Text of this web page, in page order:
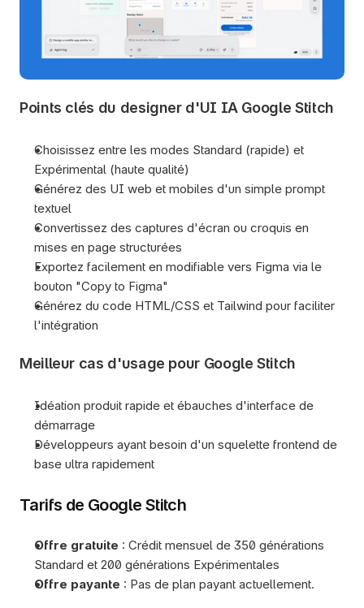
Points clés du designer d'UI IA Google Stitch
Choisissez entre les modes Standard (rapide) et
Expérimental (haute qualité)
Générez des UI web et mobiles d'un simple prompt
textuel
Convertissez des captures d'écran ou croquis en
mises en page structurées
Exportez facilement en modifiable vers Figma via le
bouton "Copy to Figma"
Générez du code HTML/CSS et Tailwind pour faciliter
l'intégration
Meilleur cas d'usage pour Google Stitch
Idéation produit rapide et ébauches d'interface de
démarrage
Développeurs ayant besoin d'un squelette frontend de
base ultra rapidement
Tarifs de Google Stitch
Offre gratuite : Crédit mensuel de 350 générations
Standard et 200 générations Expérimentales
Offre payante : Pas de plan payant actuellement.